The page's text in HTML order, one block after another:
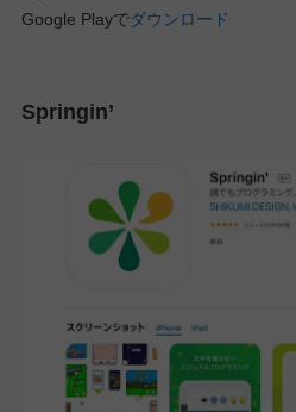
Google Playでダウンロード
Springin’